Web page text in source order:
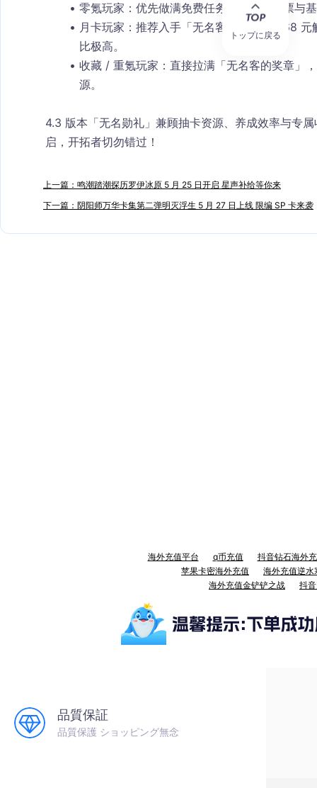
零氪玩家 ：优先做满免费任务，拿星轨通票与
月卡玩家 ：推荐入手「无名客的荣勋」，68
比极高。
收藏 / 重氪玩家 ：直接拉满「无名客的奖章」
源。
4.3 版本「无名勋礼」兼顾抽卡资源、养成效率与专属
启，开拓者切勿错过！
上一篇：鸣潮踏潮探历罗伊冰原 5 月 25 日开启 星声补给等你来
下一篇：阴阳师万华卡集第二弹明灭浮生 5 月 27 日上线 限编 SP 卡来袭
海外充值平台 q币充值
抖音钻石海外
苹果卡密海外充值
海外充值逆水
海外充值金铲铲之战
抖
品質保証
品質保護 ショッピング無念
トップに戻る